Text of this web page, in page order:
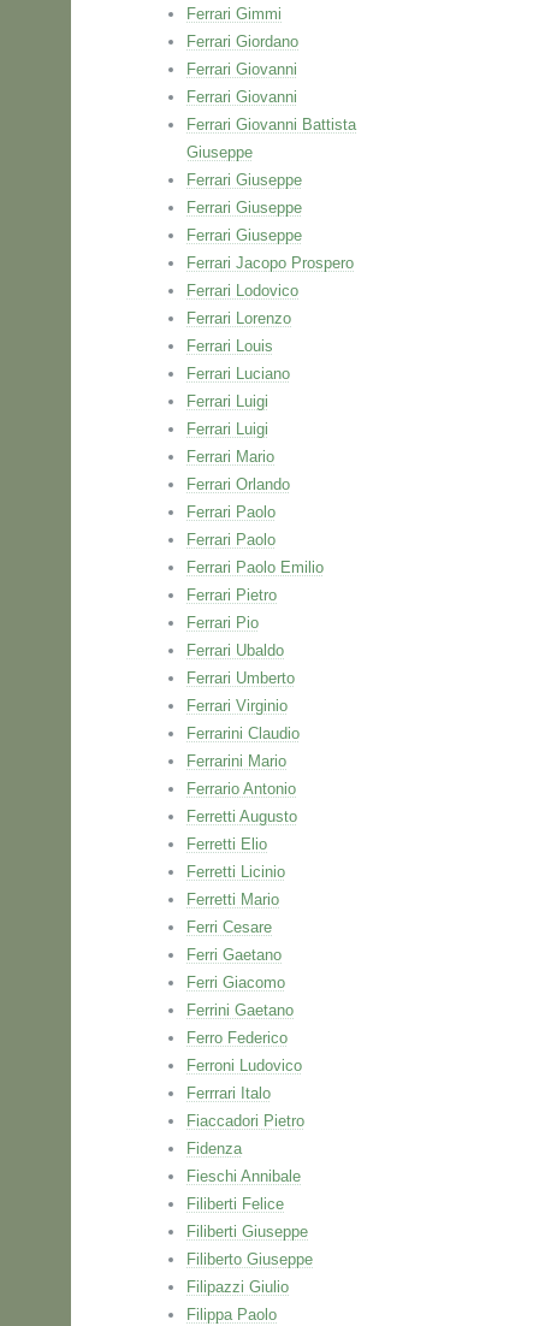
Ferrari Gimmi
Ferrari Giordano
Ferrari Giovanni
Ferrari Giovanni
Ferrari Giovanni Battista
Giuseppe
Ferrari Giuseppe
Ferrari Giuseppe
Ferrari Giuseppe
Ferrari Jacopo Prospero
Ferrari Lodovico
Ferrari Lorenzo
Ferrari Louis
Ferrari Luciano
Ferrari Luigi
Ferrari Luigi
Ferrari Mario
Ferrari Orlando
Ferrari Paolo
Ferrari Paolo
Ferrari Paolo Emilio
Ferrari Pietro
Ferrari Pio
Ferrari Ubaldo
Ferrari Umberto
Ferrari Virginio
Ferrarini Claudio
Ferrarini Mario
Ferrario Antonio
Ferretti Augusto
Ferretti Elio
Ferretti Licinio
Ferretti Mario
Ferri Cesare
Ferri Gaetano
Ferri Giacomo
Ferrini Gaetano
Ferro Federico
Ferroni Ludovico
Ferrrari Italo
Fiaccadori Pietro
Fidenza
Fieschi Annibale
Filiberti Felice
Filiberti Giuseppe
Filiberto Giuseppe
Filipazzi Giulio
Filippa Paolo